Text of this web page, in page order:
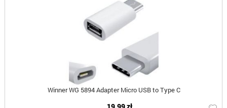
Winner WG 5894 Adapter Micro USB to Type C